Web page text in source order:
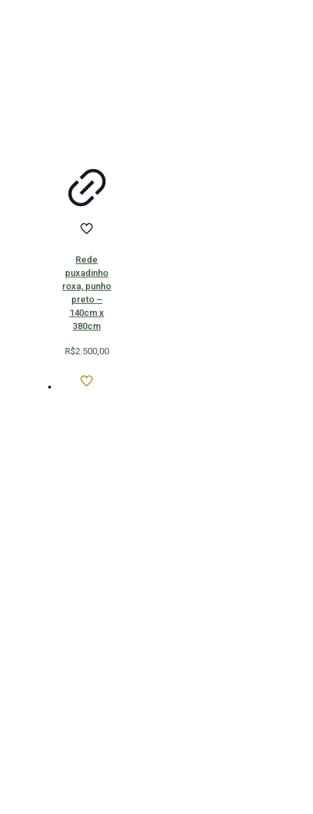
Rede
puxadinho
roxa, punho
preto –
140cm x
380cm
R$2.500,00